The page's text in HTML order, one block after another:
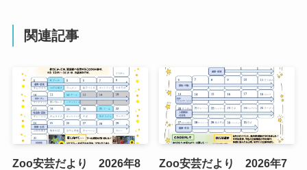
関連記事
Zoo安芸だより 2026年8
Zoo安芸だより 2026年7